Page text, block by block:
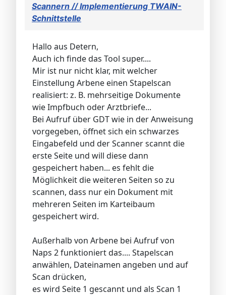
Scannern // Implementierung TWAIN-
Schnittstelle
Hallo aus Detern,
Auch ich finde das Tool super....
Mir ist nur nicht klar, mit welcher
Einstellung Arbene einen Stapelscan
realisiert: z. B. mehrseitige Dokumente
wie Impfbuch oder Arztbriefe...
Bei Aufruf über GDT wie in der Anweisung
vorgegeben, öffnet sich ein schwarzes
Eingabefeld und der Scanner scannt die
erste Seite und will diese dann
gespeichert haben... es fehlt die
Möglichkeit die weiteren Seiten so zu
scannen, dass nur ein Dokument mit
mehreren Seiten im Karteibaum
gespeichert wird.
Außerhalb von Arbene bei Aufruf von
Naps 2 funktioniert das.... Stapelscan
anwählen, Dateinamen angeben und auf
Scan drücken,
es wird Seite 1 gescannt und als Scan 1